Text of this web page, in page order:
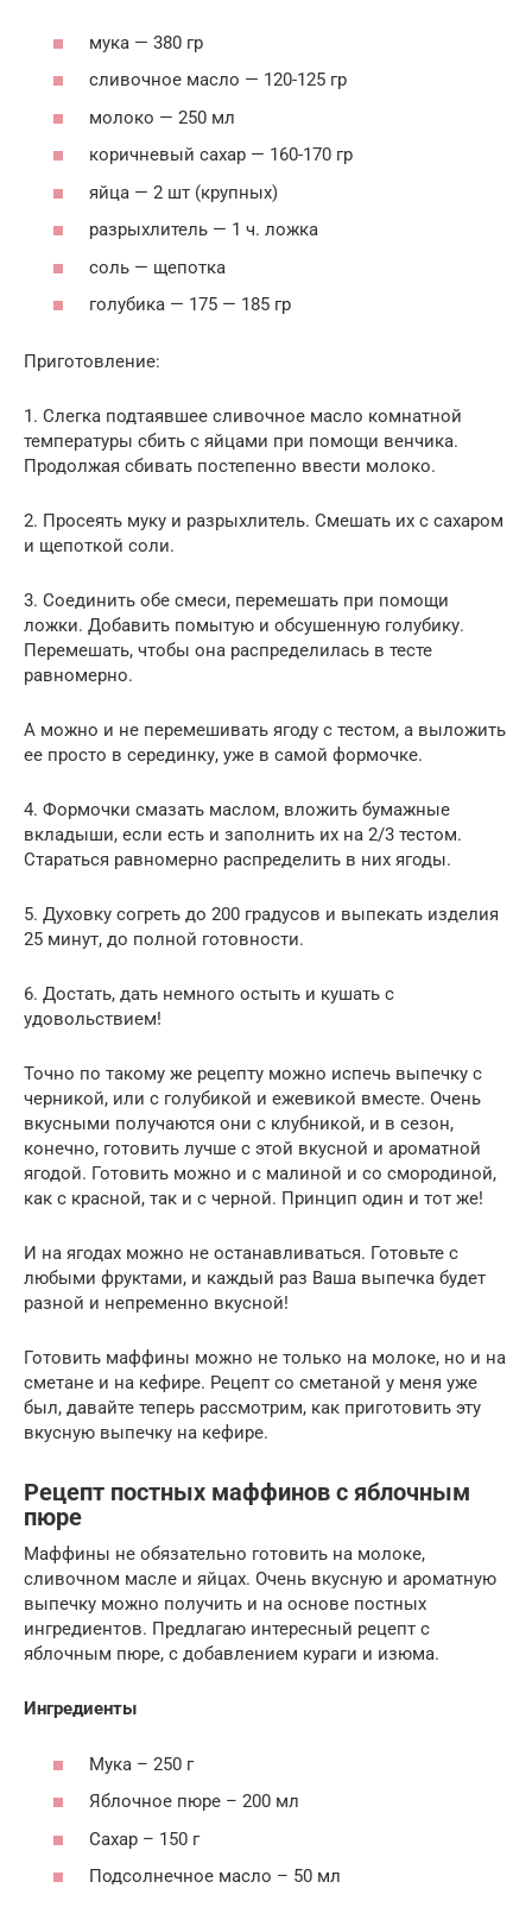
мука — 380 гр
сливочное масло — 120-125 гр
молоко — 250 мл
коричневый сахар — 160-170 гр
яйца — 2 шт (крупных)
разрыхлитель — 1 ч. ложка
соль — щепотка
голубика — 175 — 185 гр
Приготовление:
1. Слегка подтаявшее сливочное масло комнатной
температуры сбить с яйцами при помощи венчика.
Продолжая сбивать постепенно ввести молоко.
2. Просеять муку и разрыхлитель. Смешать их с сахаром
и щепоткой соли.
3. Соединить обе смеси, перемешать при помощи
ложки. Добавить помытую и обсушенную голубику.
Перемешать, чтобы она распределилась в тесте
равномерно.
А можно и не перемешивать ягоду с тестом, а выложить
ее просто в серединку, уже в самой формочке.
4. Формочки смазать маслом, вложить бумажные
вкладыши, если есть и заполнить их на 2/3 тестом.
Стараться равномерно распределить в них ягоды.
5. Духовку согреть до 200 градусов и выпекать изделия
25 минут, до полной готовности.
6. Достать, дать немного остыть и кушать с
удовольствием!
Точно по такому же рецепту можно испечь выпечку с
черникой, или с голубикой и ежевикой вместе. Очень
вкусными получаются они с клубникой, и в сезон,
конечно, готовить лучше с этой вкусной и ароматной
ягодой. Готовить можно и с малиной и со смородиной,
как с красной, так и с черной. Принцип один и тот же!
И на ягодах можно не останавливаться. Готовьте с
любыми фруктами, и каждый раз Ваша выпечка будет
разной и непременно вкусной!
Готовить маффины можно не только на молоке, но и на
сметане и на кефире. Рецепт со сметаной у меня уже
был, давайте теперь рассмотрим, как приготовить эту
вкусную выпечку на кефире.
Рецепт постных маффинов с яблочным
пюре
Маффины не обязательно готовить на молоке,
сливочном масле и яйцах. Очень вкусную и ароматную
выпечку можно получить и на основе постных
ингредиентов. Предлагаю интересный рецепт с
яблочным пюре, с добавлением кураги и изюма.
Ингредиенты
Мука – 250 г
Яблочное пюре – 200 мл
Сахар – 150 г
Подсолнечное масло – 50 мл